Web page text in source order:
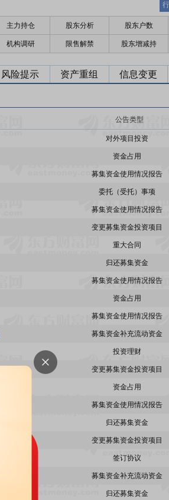
主力持仓 股东分析 股东户数
机构调研 限售解禁 股东增减持
风险提示 资产重组 信息变更
公告类型
对外项目投资
资金占用
募集资金使用情况报告
委托（受托）事项
募集资金使用情况报告
变更募集资金投资项目
重大合同
归还募集资金
募集资金使用情况报告
资金占用
募集资金使用情况报告
募集资金补充流动资金
投资理财
变更募集资金投资项目
资金占用
募集资金使用情况报告
归还募集资金
变更募集资金投资项目
签订协议
募集资金补充流动资金
归还募集资金